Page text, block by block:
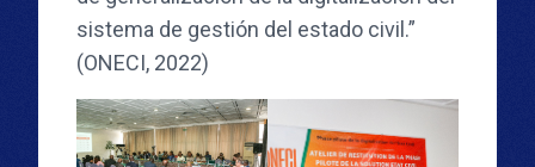
sistema de gestión del estado civil.”
(ONECI, 2022)